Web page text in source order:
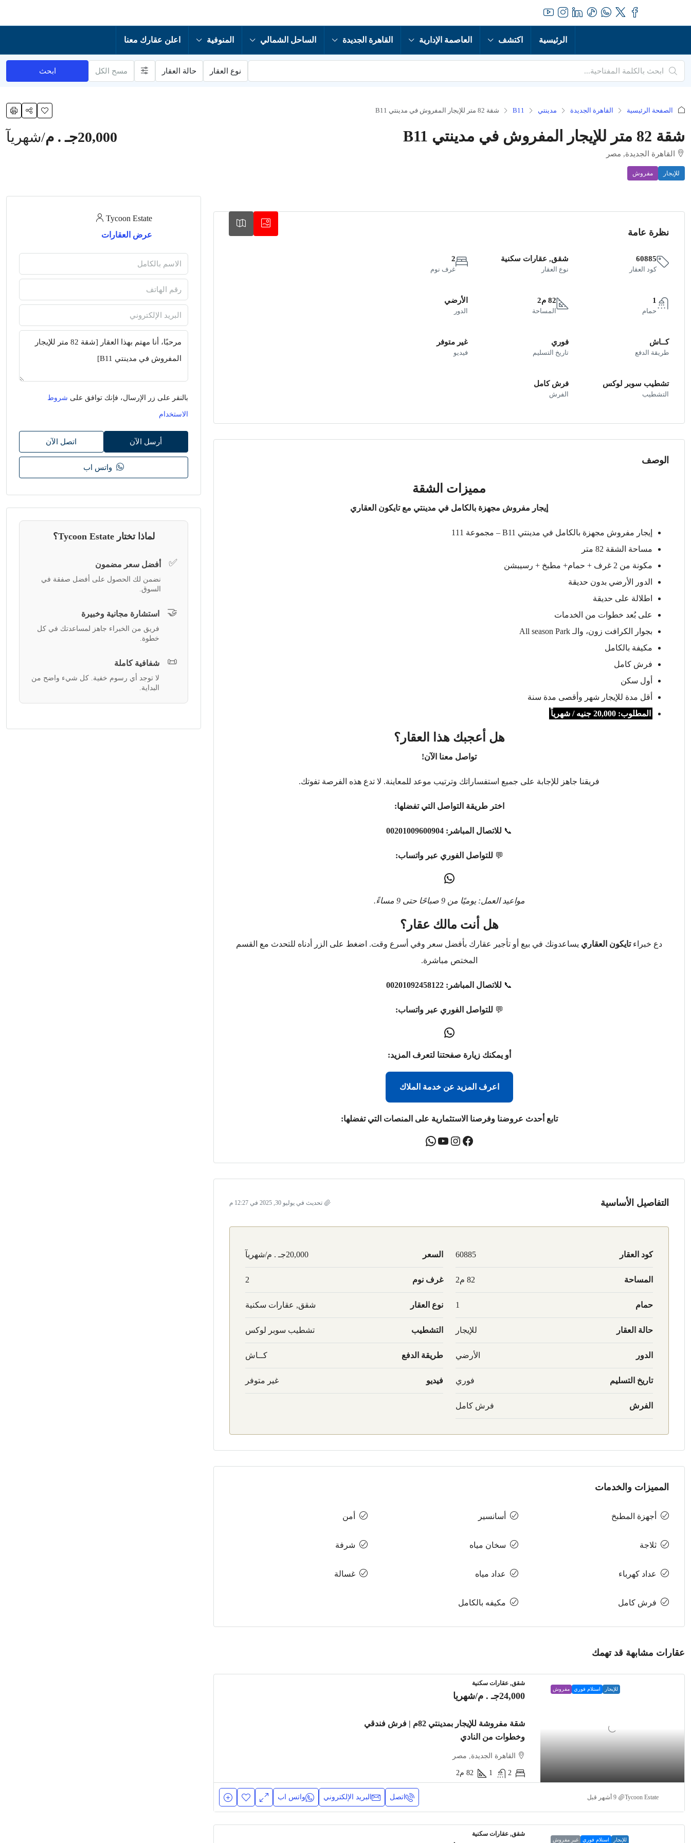
الرئيسية اكتشف العاصمة الإدارية القاهرة الجديدة الساحل الشمالي المنوفية اعلن عقارك معنا
نوع العقار حالة العقار مسح الكل ابحث
الصفحة الرئيسية القاهرة الجديدة مدينتي B11 شقة 82 متر للإيجار المفروش في مدينتي B11
شقة 82 متر للإيجار المفروش في مدينتي B11
القاهرة الجديدة, مصر
للإيجار مفروش
20,000جـ . م /شهريآ
نظرة عامة
60885
كود العقار
شقق, عقارات سكنية
نوع العقار
2
غرف نوم
1
حمام
82 م2
المساحة
الأرضي
الدور
كــاش
طريقة الدفع
فوري
تاريخ التسليم
غير متوفر
فيديو
تشطيب سوبر لوكس
التشطيب
فرش كامل
الفرش
الوصف
مميزات الشقة
إيجار مفروش مجهزة بالكامل في مدينتي مع تايكون العقاري
إيجار مفروش مجهزة بالكامل في مدينتي B11 – مجموعة 111
مساحة الشقة 82 متر
مكونة من 2 غرف + حمام+ مطبخ + رسيبشن
الدور الأرضي بدون حديقة
اطلالة على حديقة
على بُعد خطوات من الخدمات
بجوار الكرافت زون، والـ All season Park
مكيفة بالكامل
فرش كامل
أول سكن
أقل مدة للإيجار شهر وأقصى مدة سنة
المطلوب: 20,000 جنيه / شهرياً
هل أعجبك هذا العقار؟
تواصل معنا الآن!
فريقنا جاهز للإجابة على جميع استفساراتك وترتيب موعد للمعاينة. لا تدع هذه الفرصة تفوتك.
اختر طريقة التواصل التي تفضلها:
📞 للاتصال المباشر: 00201009600904
💬 للتواصل الفوري عبر واتساب:
مواعيد العمل: يوميًا من 9 صباحًا حتى 9 مساءً.
هل أنت مالك عقار؟
دع خبراءتايكون العقاري يساعدونك في بيع أو تأجير عقارك بأفضل سعر وفي أسرع وقت. اضغط على الزر أدناه للتحدث مع القسم
المختص مباشرة.
📞 للاتصال المباشر: 00201092458122
💬 للتواصل الفوري عبر واتساب:
أو يمكنك زيارة صفحتنا لتعرف المزيد:
اعرف المزيد عن خدمة الملاك
تابع أحدث عروضنا وفرصنا الاستثمارية على المنصات التي تفضلها:
التفاصيل الأساسية تحديث في يوليو 30, 2025 في 12:27 م
كود العقار 60885 السعر 20,000جـ . م/شهريآ
المساحة 82 م2 غرف نوم 2
حمام 1 نوع العقار شقق, عقارات سكنية
حالة العقار للإيجار التشطيب تشطيب سوبر لوكس
الدور الأرضي طريقة الدفع كــاش
تاريخ التسليم فوري فيديو غير متوفر
الفرش فرش كامل
المميزات والخدمات
أجهزة المطبخ أسانسير أمن
ثلاجة سخان مياه شرفة
عداد كهرباء عداد مياه غسالة
فرش كامل مكيفه بالكامل
عقارات مشابهة قد تهمك
للإيجار استلام فوري مفروش
شقق, عقارات سكنية
24,000جـ . م /شهريا
شقة مفروشة للإيجار بمدينتي 82م | فرش فندقي
وخطوات من النادي
القاهرة الجديدة, مصر
2
1
82 م2
Tycoon Estate اتصل البريد الإلكتروني واتس اب
للإيجار استلام فوري غير مفروش
شقق, عقارات سكنية
Tycoon Estate
عرض العقارات
بالنقر على زر الإرسال، فإنك توافق على شروط
الاستخدام
أرسل الآن اتصل الآن
واتس اب
لماذا تختار Tycoon Estate؟
✅ أفضل سعر مضمون
نضمن لك الحصول على أفضل صفقة في
السوق.
🤝 استشارة مجانية وخبيرة
فريق من الخبراء جاهز لمساعدتك في كل
خطوة.
📜 شفافية كاملة
لا توجد أي رسوم خفية. كل شيء واضح من
البداية.